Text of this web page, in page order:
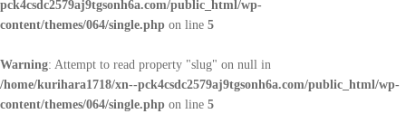
pck4csdc2579aj9tgsonh6a.com/public_html/wp-
content/themes/064/single.php on line 5
Warning: Attempt to read property "slug" on null in
/home/kurihara1718/xn--pck4csdc2579aj9tgsonh6a.com/public_html/wp-
content/themes/064/single.php on line 5